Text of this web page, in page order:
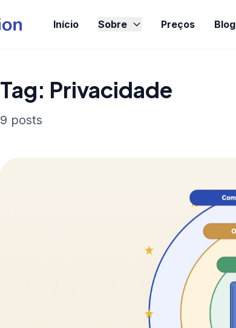
Início Sobre Preços Blog
Tag: Privacidade
9 posts